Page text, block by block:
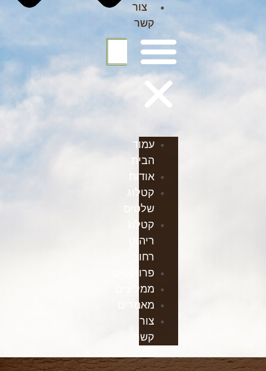
צור
קשר
עמוד
הבית
אודות
קטלוג
שלטים
קטלוג
ריהוט
רחוב
פרויקטים
ממליצים
מאמרים
צור
קשר